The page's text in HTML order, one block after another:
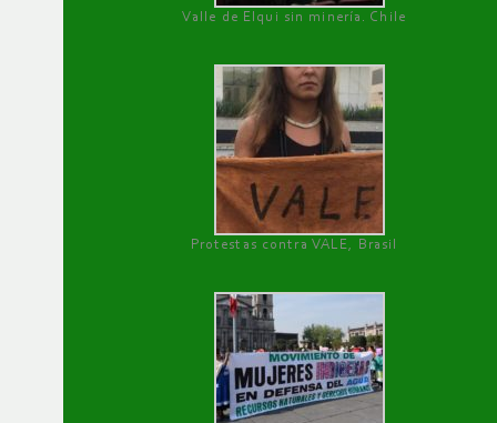
Valle de Elqui sin minería. Chile
Protestas contra VALE, Brasil